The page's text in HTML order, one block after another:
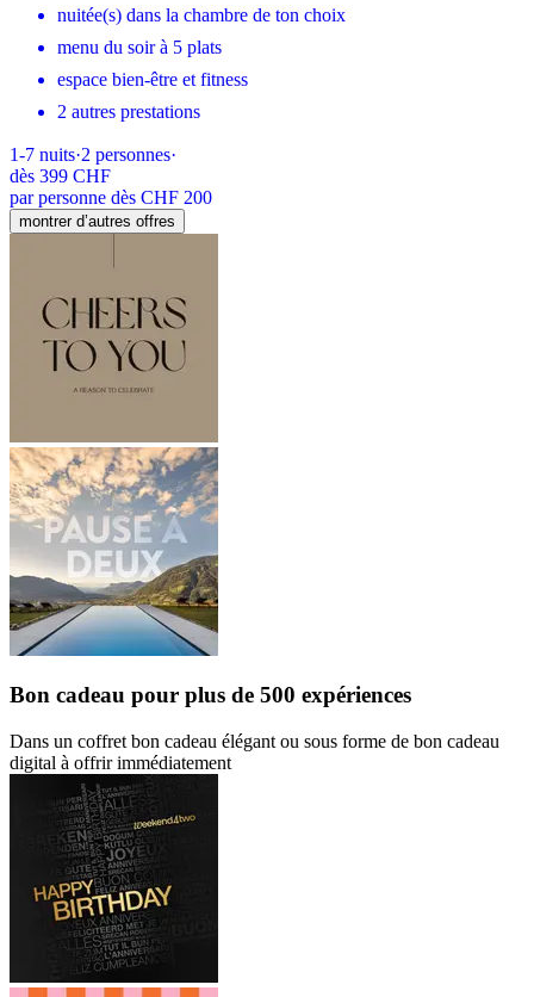
nuitée(s) dans la chambre de ton choix
menu du soir à 5 plats
espace bien-être et fitness
2 autres prestations
1-7 nuits·2 personnes·
dès 399 CHF
par personne dès CHF 200
montrer d’autres offres
Bon cadeau pour plus de 500 expériences
Dans un coffret bon cadeau élégant ou sous forme de bon cadeau
digital à offrir immédiatement